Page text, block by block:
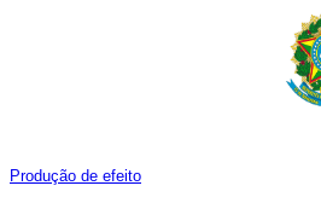
Produção de efeito